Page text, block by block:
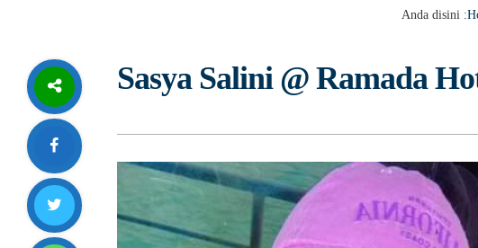
Anda disini :
Sasya Salini @ Ramada